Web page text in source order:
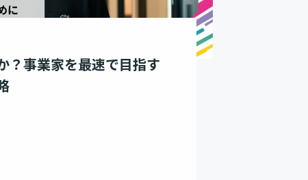
？事業家を最速で目指す